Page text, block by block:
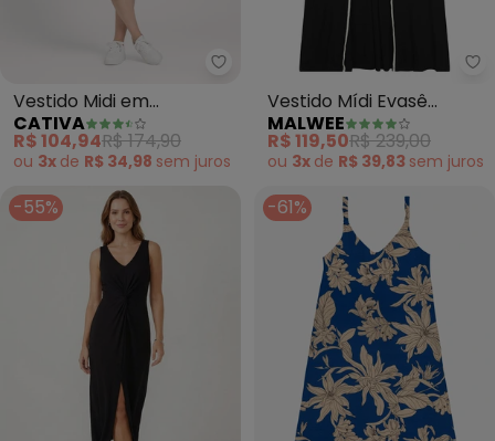
Cativa - Vestido Midi em
Vestido Midi em
Canelado (Marrom
Escuro)
CATIVA
R$ 104,94R$ 174,90
ou 3x de R$ 34,98 sem juros
Vestido Mídi Evasê
(Preto)
MALWEE
R$ 119,50R$ 239,00
ou 3x de R$ 39,83 sem juros
-55% -61%